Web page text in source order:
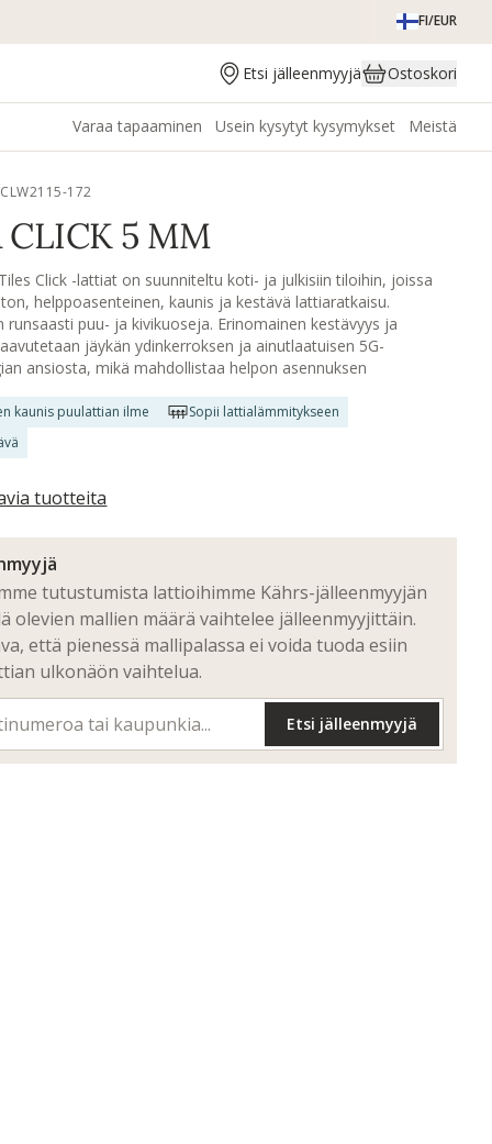
FI/EUR
Etsi jälleenmyyjä Ostoskori
Varaa tapaaminen Usein kysytyt kysymykset Meistä
172
CLICK 5 MM
Click -lattiat on suunniteltu koti- ja julkisiin tiloihin, joissa
helppoasenteinen, kaunis ja kestävä lattiaratkaisu.
runsaasti puu- ja kivikuoseja. Erinomainen kestävyys ja
jäykän ydinkerroksen ja ainutlaatuisen 5G-
ansiosta, mikä mahdollistaa helpon asennuksen
on jäykkä ydin. Kaikissa malliston lattioissa on melua
taustakerros, joka tehokkaasti vähentää ääntä. Pinta on
keraamisella pinnoitteella, joka kestää kulutusta,
Click-lattioista ihanteellisen vaihtoehdon remonttikohteisiin
ne ovat ftalaatittomia.
kaunis puulattian ilme
Sopii lattialämmitykseen
tuotteita
tutustumista lattioihimme Kährs-jälleenmyyjän
olevien mallien määrä vaihtelee jälleenmyyjittäin.
että pienessä mallipalassa ei voida tuoda esiin
ulkonäön vaihtelua.
Etsi jälleenmyyjä